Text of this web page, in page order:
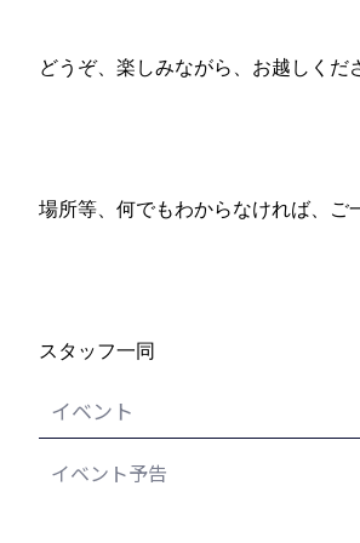
どうぞ、楽しみながら、お越しくだ
場所等、何でもわからなければ、ご
スタッフ一同
イベント
イベント予告